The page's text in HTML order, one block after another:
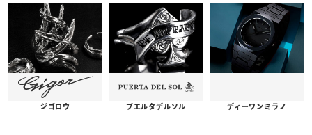
ジゴロウ プエルタデルソル ディーワンミラノ